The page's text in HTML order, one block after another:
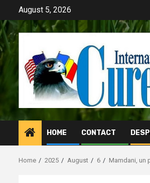
content
August 5, 2026
HOME CONTACT
Home 2025 August 6 Mamdani, un